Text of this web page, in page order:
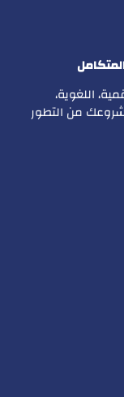
اللغوية،
من التطور